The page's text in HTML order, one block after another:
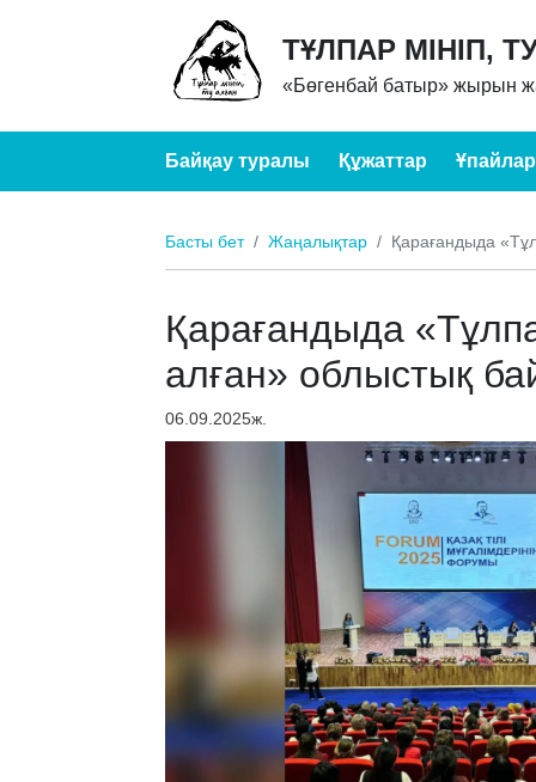
ТҰЛПАР МІНІП,
«Бөгенбай батыр» жырын
Байқау туралы Құжаттар Ұпайлар
Басты бет Жаңалықтар Қарағандыда
Қарағандыда
алған» облыстық
06.09.2025ж.